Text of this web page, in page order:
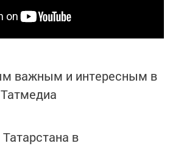
важным и интересным в
Татмедиа
в